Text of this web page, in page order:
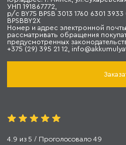
УНП 191867772,
р/с BY75 BPSB 3013 1760 6301
BPSBBY2X
Номер и адрес электронной
рассматривать обращения
предусмотренных
+375 (29) 395 21 12,
4.9 из 5 / Проголосовало 49